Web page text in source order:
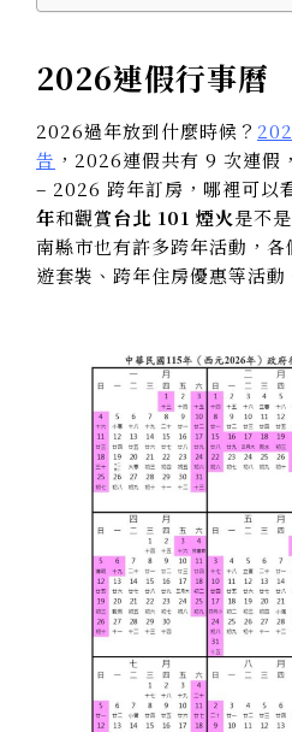
2026連假行事曆
2026過年放到什麼時候？
告 ，2026連假共有 9 次連假
– 2026 跨年訂房，哪裡可以
年和觀賞台北 101 煙火是不
南縣市也有許多跨年活動，
遊套裝、跨年住房優惠等活動